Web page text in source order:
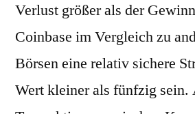
Verlust größer als der
Coinbase im Vergleich zu
Börsen eine relativ sichere
Wert kleiner als fünfzig sein.